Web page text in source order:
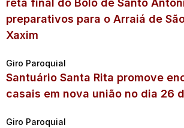
reta final do Bolo de Santo
preparativos para o Arraiá de
Xaxim
Giro Paroquial
Santuário Santa Rita promove
casais em nova união no dia 26
Giro Paroquial